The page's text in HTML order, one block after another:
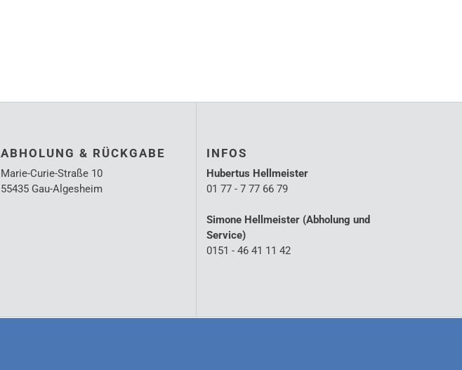
ABHOLUNG & RÜCKGABE
Marie-Curie-Straße 10
55435 Gau-Algesheim
INFOS
Hubertus Hellmeister
01 77 - 7 77 66 79
Simone Hellmeister (Abholung und
Service)
0151 - 46 41 11 42